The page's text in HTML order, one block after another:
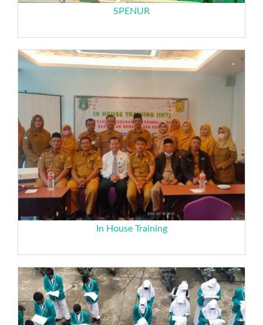
SPENUR
In House Training